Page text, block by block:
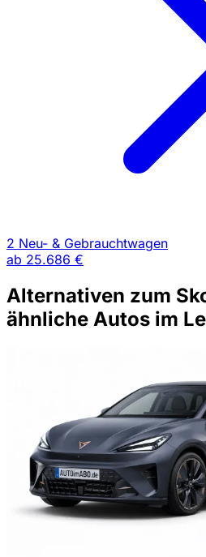
2 Neu- & Gebrauchtwagen
ab 25.686 €
Alternativen zum
ähnliche Autos im